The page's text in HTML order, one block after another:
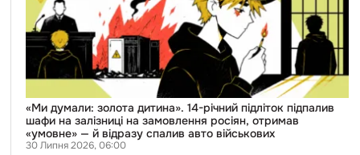
річний
підліток
підпалив
шафи
залізниці
замовлення
росіян,
отримав
«умовне»
«Ми думали: золота дитина». 14-річний підліток підпалив
шафи на залізниці на замовлення росіян, отримав
«умовне» — й відразу спалив авто військових
30 Липня 2026, 06:00